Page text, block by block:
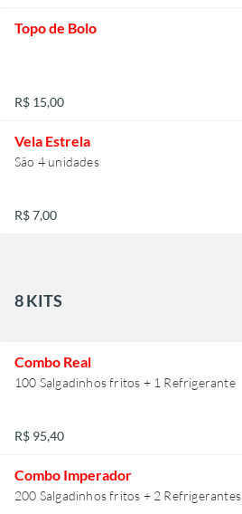
Topo de Bolo
R$ 15,00
Vela Estrela
São 4 unidades
R$ 7,00
8 KITS
Combo Real
100 Salgadinhos fritos + 1 Refrigerante
R$ 95,40
Combo Imperador
200 Salgadinhos fritos + 2 Refrigerantes